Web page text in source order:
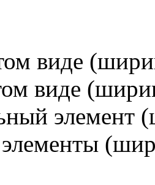
виде
виде
элемент